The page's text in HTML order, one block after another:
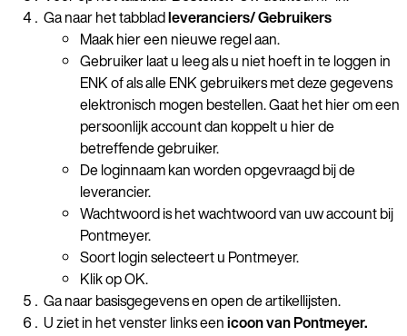
Ga naar het tabbladleveranciers/ Gebruikers
Maak hier een nieuwe regel aan.
Gebruiker laat u leeg als u niet hoeft in te loggen in
ENK of als alle ENK gebruikers met deze gegevens
elektronisch mogen bestellen. Gaat het hier om een
persoonlijk account dan koppelt u hier de
betreffende gebruiker.
De loginnaam kan worden opgevraagd bij de
leverancier.
Wachtwoord is het wachtwoord van uw account bij
Pontmeyer.
Soort login selecteert u Pontmeyer.
Klik op OK.
Ga naar basisgegevens en open de artikellijsten.
U ziet in het venster links eenicoon van Pontmeyer.